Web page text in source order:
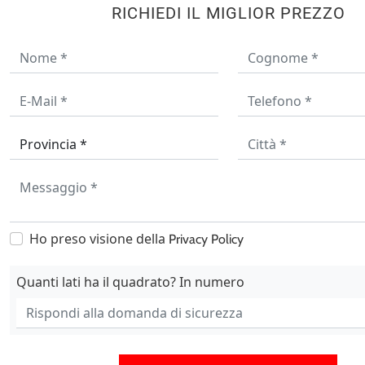
RICHIEDI IL MIGLIOR PREZZO
Ho preso visione della Privacy Policy
Quanti lati ha il quadrato? In numero